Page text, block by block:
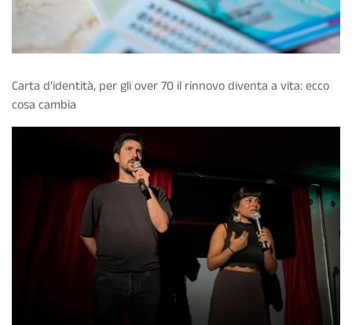
Carta d'identità, per gli over 70 il rinnovo diventa a vita: ecco
cosa cambia